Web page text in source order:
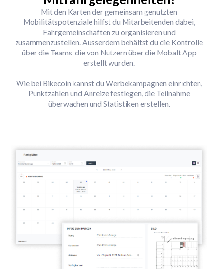
Mit den Karten der gemeinsam genutzten
Mobilitätspotenziale hilfst du Mitarbeitenden dabei,
Fahrgemeinschaften zu organisieren und
zusammenzustellen. Ausserdem behältst du die Kontrolle
über die Teams, die von Nutzern über die Mobalt App
erstellt wurden.
Wie bei Bikecoin kannst du Werbekampagnen einrichten,
Punktzahlen und Anreize festlegen, die Teilnahme
überwachen und Statistiken erstellen.